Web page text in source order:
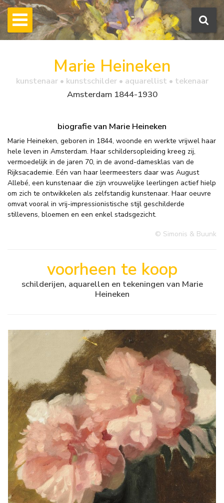
Marie Heineken
kunstenaar • kunstschilder • aquarellist • tekenaar
Amsterdam 1844-1930
biografie van Marie Heineken
Marie Heineken, geboren in 1844, woonde en werkte vrijwel haar
hele leven in Amsterdam. Haar schildersopleiding kreeg zij,
vermoedelijk in de jaren 70, in de avond-damesklas van de
Rijksacademie. Eén van haar leermeesters daar was August
Allebé, een kunstenaar die zijn vrouwelijke leerlingen actief hielp
om zich te ontwikkelen als zelfstandig kunstenaar. Haar oeuvre
omvat vooral in vrij-impressionistische stijl geschilderde
stillevens, bloemen en een enkel stadsgezicht.
© Simonis & Buunk
voorheen te koop
schilderijen, aquarellen en tekeningen van Marie
Heineken